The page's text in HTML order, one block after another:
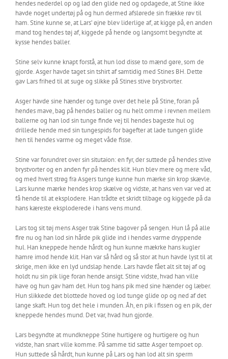
hendes nederdel op og lad den glide ned og opdagede, at Stine ikke
havde noget undertøj på og hun dermed afslørede sin frække røv til
ham. Stine kunne se, at Lars’ øjne blev liderlige af, at kigge på, en anden
mand tog hendes tøj af, kiggede på hende og langsomt begyndte at
kysse hendes baller.
Stine selv kunne knapt forstå, at hun lod disse to mænd gøre, som de
gjorde. Asger havde taget sin tshirt af samtidig med Stines BH. Dette
gav Lars frihed til at suge og slikke på Stines stive brystvorter.
Asger havde sine hænder og tunge over det hele på Stine, foran på
hendes mave, bag på hendes baller og nu helt omme i revnen mellem
ballerne og han lod sin tunge finde vej til hendes bageste hul og
drillede hende med sin tungespids for bagefter at lade tungen glide
hen til hendes varme og meget våde fisse.
Stine var forundret over sin situtaion: en fyr, der suttede på hendes stive
brystvorter og en anden fyr på hendes klit. Hun blev mere og mere våd,
og med hvert strøg fra Asgers tunge kunne hun mærke sin krop skævle.
Lars kunne mærke hendes krop skælve og vidste, at hans ven var ved at
få hende til at eksplodere. Han trådte et skridt tilbage og kiggede på da
hans kæreste eksploderede i hans vens mund.
Lars tog sit tøj mens Asger trak Stine bagover på sengen. Hun lå på alle
fire nu og han lod sin hårde pik glide ind i hendes varme dryppende
hul. Han kneppede hende hårdt og hun kunne mækrke hans kugler
hamre imod hende klit. Han var så hård og så stor at hun havde lyst til at
skrige, men ikke en lyd undslap hende. Lars havde fået alt sit tøj af og
holdt nu sin pik lige foran hende ansigt. Stine vidste, hvad han ville
have og hun gav ham det. Hun tog hans pik med sine hænder og læber.
Hun slikkede det blottede hoved og lod tunge glide op og ned af det
lange skaft. Hun tog det hele i munden. Åh, en pik i fissen og en pik, der
kneppede hendes mund. Det var, hvad hun gjorde.
Lars begyndte at mundkneppe Stine hurtigere og hurtigere og hun
vidste, han snart ville komme. På samme tid satte Asger tempoet op.
Hun suttede så hårdt, hun kunne på Lars og han lod alt sin sperm